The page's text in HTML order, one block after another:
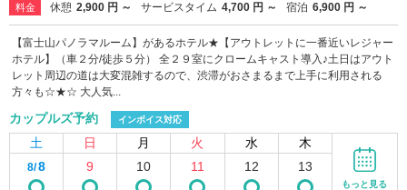
料金 休憩 2,900 円 ～ サービスタイム 4,700 円 ～ 宿泊 6,900 円 ～
【富士山パノラマルーム】があるホテル★【アウトレットに一番近いレジャー
ホテル】（車２分/徒歩５分） 全２９室にクロームキャスト導入♪土日はアウト
レット周辺の道は大変混雑するので、渋滞がおさまるまで上手に利用される
方々も☆★☆ 大人気...
カップルズ予約 インボイス対応
土 日 月 火 水 木
8/8 9 10 11 12 13
もっと見る